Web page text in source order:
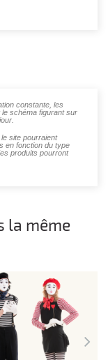
constante, les
schéma figurant sur
site pourraient
en fonction du type
produits pourront
la même